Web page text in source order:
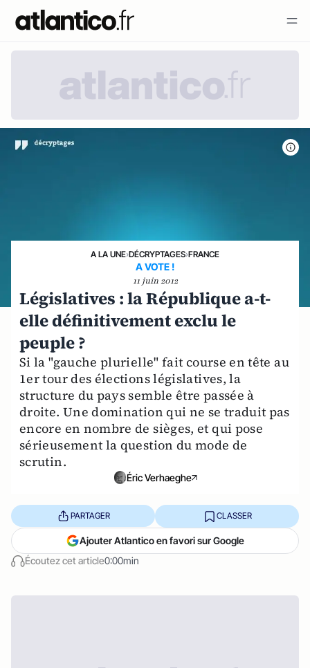
A LA UNE›DÉCRYPTAGES›FRANCE
A VOTE !
11 juin 2012
Législatives : la République a-t-
elle définitivement exclu le
peuple ?
Si la "gauche plurielle" fait course en tête au
1er tour des élections législatives, la
structure du pays semble être passée à
droite. Une domination qui ne se traduit pas
encore en nombre de sièges, et qui pose
sérieusement la question du mode de
scrutin.
Éric Verhaeghe
Écoutez cet article0:00min
PARTAGER CLASSER
Ajouter Atlantico en favori sur Google